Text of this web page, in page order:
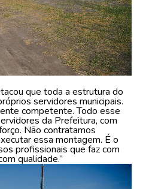
que toda a estrutura do
servidores municipais.
competente. Todo esse
da Prefeitura, com
Não contratamos
essa montagem. É o
profissionais que faz com
qualidade.”